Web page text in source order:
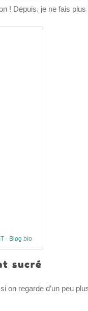
! Depuis, je ne fais
- Blog bio
sucré
regarde d’un peu